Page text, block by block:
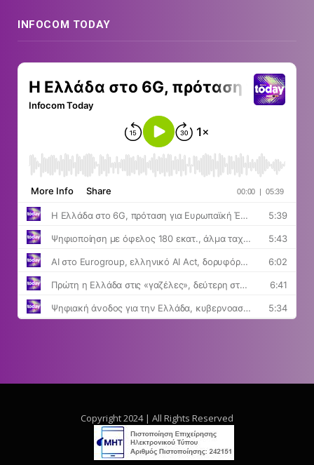
INFOCOM TODAY
Copyright 2024 | All Rights Reserved